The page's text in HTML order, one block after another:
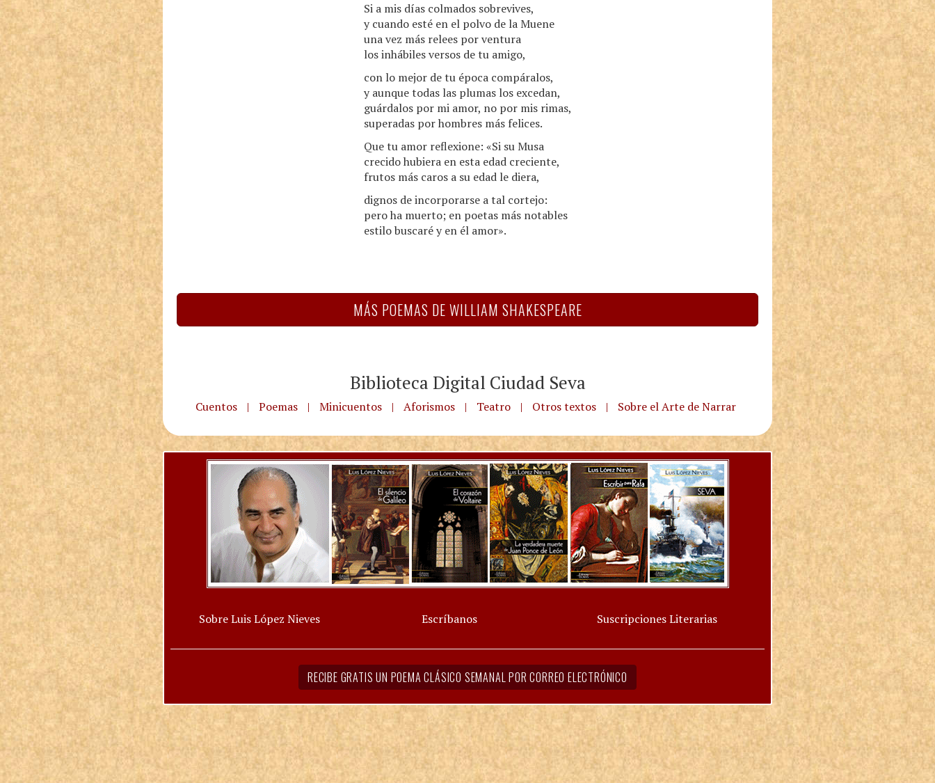
Si a mis días colmados sobrevives,
y cuando esté en el polvo de la Muene
una vez más relees por ventura
los inhábiles versos de tu amigo,
con lo mejor de tu época compáralos,
y aunque todas las plumas los excedan,
guárdalos por mi amor, no por mis rimas,
superadas por hombres más felices.
Que tu amor reflexione: «Si su Musa
crecido hubiera en esta edad creciente,
frutos más caros a su edad le diera,
dignos de incorporarse a tal cortejo:
pero ha muerto; en poetas más notables
estilo buscaré y en él amor».
MÁS POEMAS DE WILLIAM SHAKESPEARE
Biblioteca Digital Ciudad Seva
Cuentos | Poemas | Minicuentos | Aforismos | Teatro | Otros textos | Sobre el Arte de Narrar
Sobre Luis López Nieves Escríbanos Suscripciones Literarias
RECIBE GRATIS UN POEMA CLÁSICO SEMANAL POR CORREO ELECTRÓNICO